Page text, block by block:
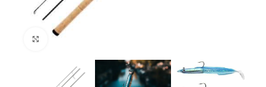
Click to enlarge